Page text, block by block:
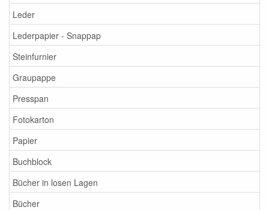
Leder
Lederpapier - Snappap
Steinfurnier
Graupappe
Presspan
Fotokarton
Papier
Buchblock
Bücher in losen Lagen
Bücher